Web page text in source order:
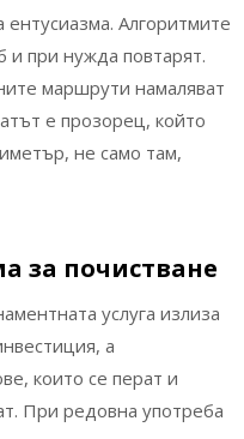
Алгоритмите
и при нужда повтарят.
маршрути намаляват
е прозорец, който
не само там,
за почистване
услуга излиза
а
които се перат и
При редовна употреба